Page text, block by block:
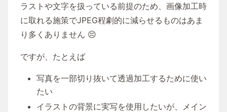
ラストや文字を扱っている前提のため、画像加工時
に取れる施策でJPEG程劇的に減らせるものはあま
り多くありません 😣
ですが、たとえば
写真を一部切り抜いて透過加工するために使い
たい
イラストの背景に実写を使用したいが、メイン